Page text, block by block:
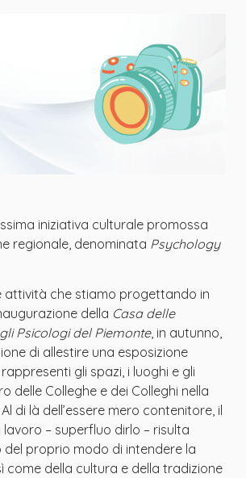
iniziativa culturale promossa
regionale, denominata Psychology
attività che stiamo progettando in
della Casa delle
Psicologi del Piemonte, in autunno,
di allestire una esposizione
gli spazi, i luoghi e gli
delle Colleghe e dei Colleghi nella
di là dell’essere mero contenitore, il
– superfluo dirlo – risulta
proprio modo di intendere la
come della cultura e della tradizione